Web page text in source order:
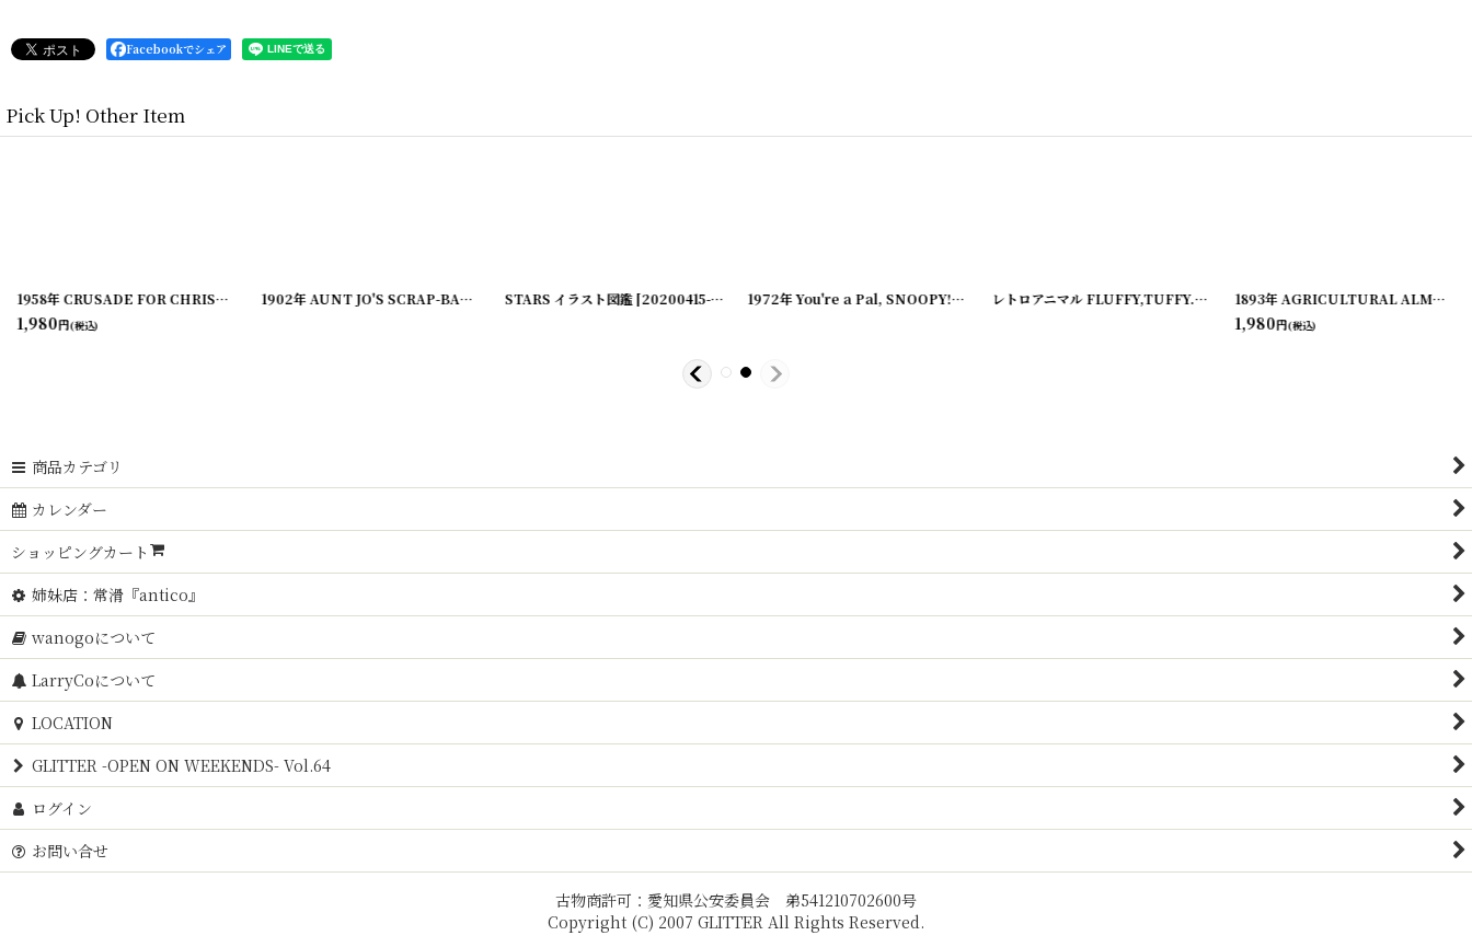
Facebookでシェア
Pick Up! Other Item
[200528-7] 1958年 CRUSADE FOR CHRIST SONGS アーミッシュ賛美歌 アンティーク楽譜本 [20200418-14]
1,980円(税込)
1902年 AUNT JO'S SCRAP-BAG 200609-5]
STARS イラスト図鑑[20200415-26 1972年 You're a Pal, SNOOPY! PEANUTS スヌーピー ビンテージコミック [20221220-1]
レトロアニマル FLUFFY,TUFFY... RONEYの絵本 [220209-2] 1893年 AGRICULTURAL ALMANAC アンティーク アルマナック/暦歴
1,980円(税込)
商品カテゴリ
カレンダー
ショッピングカート
姉妹店：常滑『antico』
wanogoについて
LarryCoについて
LOCATION
GLITTER -OPEN ON WEEKENDS- Vol.64
ログイン
お問い合せ
古物商許可：愛知県公安委員会 弟541210702600号
Copyright (C) 2007 GLITTER All Rights Reserved.